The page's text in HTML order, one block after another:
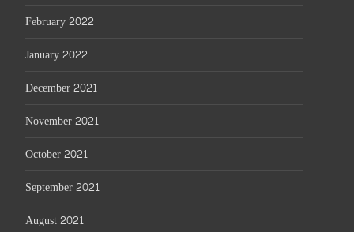
February 2022
January 2022
December 2021
November 2021
October 2021
September 2021
August 2021